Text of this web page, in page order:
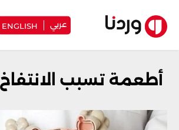
عربي ENGLISH
أطعمة تسبب الانتفاخ